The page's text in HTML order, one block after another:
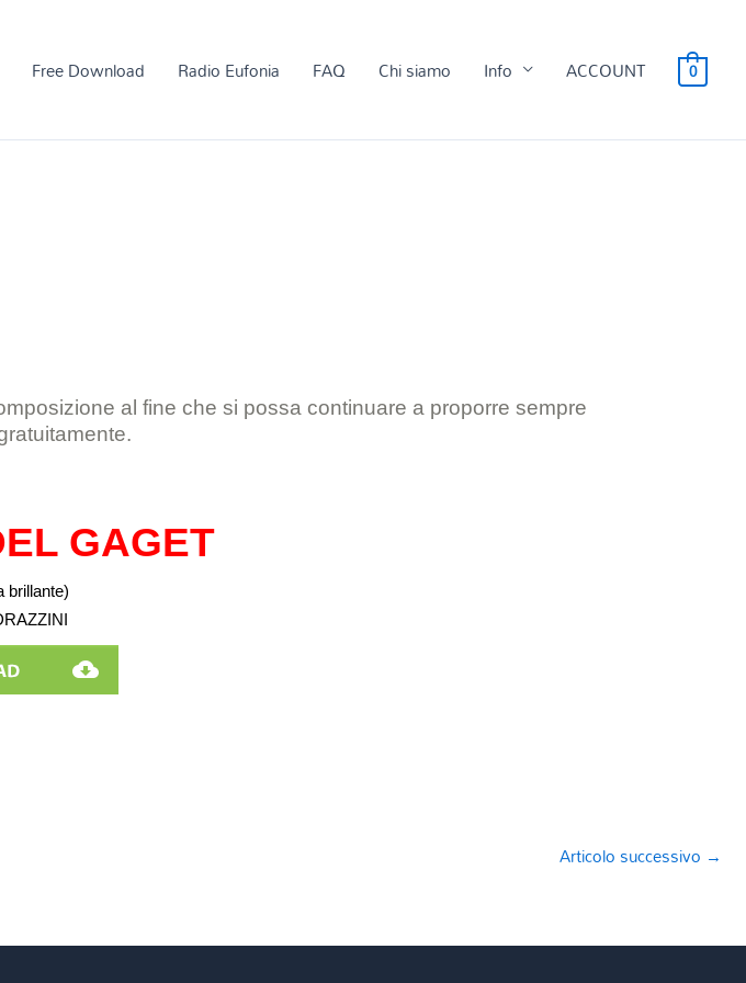
Free Download Radio Eufonia FAQ Chi siamo Info ACCOUNT 0
al fine che si possa continuare a proporre sempre
GAGET
brillante)
Articolo successivo →